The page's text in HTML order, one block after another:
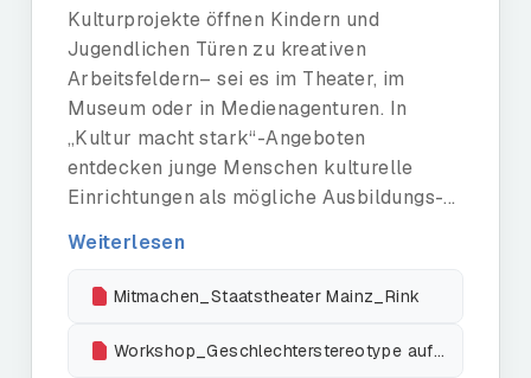
Kulturprojekte öffnen Kindern und
Jugendlichen Türen zu kreativen
Arbeitsfeldern– sei es im Theater, im
Museum oder in Medienagenturen. In
„Kultur macht stark“-Angeboten
entdecken junge Menschen kulturelle
Einrichtungen als mögliche Ausbildungs-...
Weiterlesen
Mitmachen_Staatstheater Mainz_Rink
Workshop_Geschlechterstereotype auflösen